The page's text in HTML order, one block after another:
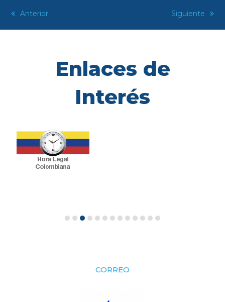
previous
Anterior
next
Siguiente
Enlaces de
Interés
CORREO